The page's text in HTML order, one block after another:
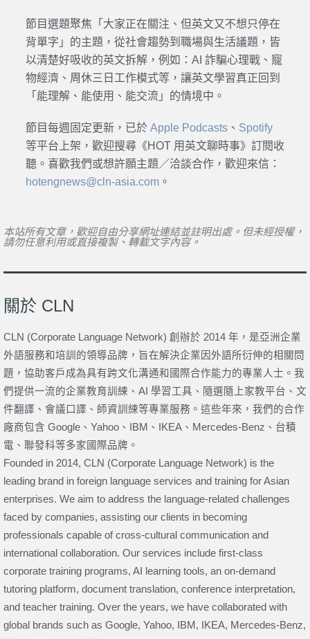
節目選題聚焦「大家正在關注、但英文又不想只停在
背單字」的主題，從社會趨勢到職場與生活議題，皆
以清楚好吸收的英文拆解，例如：AI 詐騙心理戰、寵
物經濟、周休三日工作模式等，讓英文學習真正回到
「能理解、能使用、能交流」的情境中。
節目每週固定更新，已於 Apple Podcasts、 Spotify
等平台上架，歡迎搜尋《HOT 用英文聊時事》訂閱收
聽。喜歡我們或想許願主題／洽談合作，歡迎來信：
hotengnews@cln-asia.com。
本站所有文章，歡迎自由分享網址連結並註明出處。但未經授權，
請勿任意利用或直接複製、轉載文字內容。
關於 CLN
CLN (Corporate Language Network) 創辦於 2014 年，是亞洲企業
外語服務和培訓的領導品牌，旨在解決企業因外語所衍伸的相關問
題，協助客戶成為具有跨文化溝通和國際合作能力的專業人士。我
們提供一流的企業教育訓練、AI 學習工具、隨選隨上家教平台、文
件翻譯、會議口譯、師資訓練等專業服務。這些年來，我們的合作
廠商包含 Google、Yahoo、IBM、IKEA、Mercedes-Benz、台積
電、聯發科等多家國際品牌。
Founded in 2014, CLN (Corporate Language Network) is the
leading brand in foreign language services and training for Asian
enterprises. We aim to address the language-related challenges
faced by companies, assisting our clients in becoming
professionals capable of cross-cultural communication and
international collaboration. Our services include first-class
corporate training programs, AI learning tools, an on-demand
tutoring platform, document translation, conference interpretation,
and teacher training. Over the years, we have collaborated with
global brands such as Google, Yahoo, IBM, IKEA, Mercedes-Benz,